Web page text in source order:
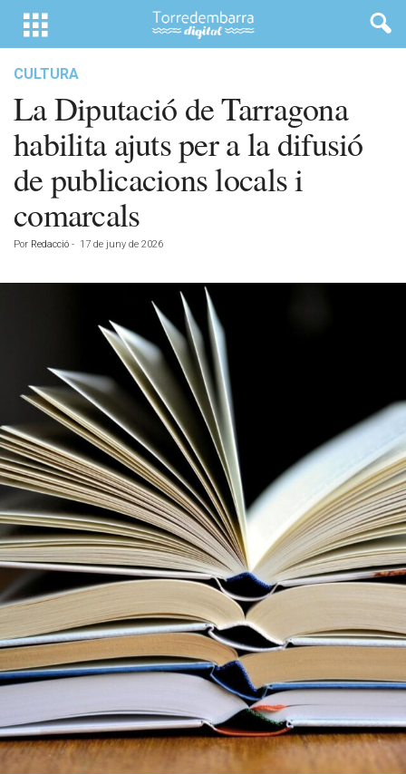
CULTURA
La Diputació de Tarragona
habilita ajuts per a la difusió
de publicacions locals i
comarcals
Por Redacció - 17 de juny de 2026